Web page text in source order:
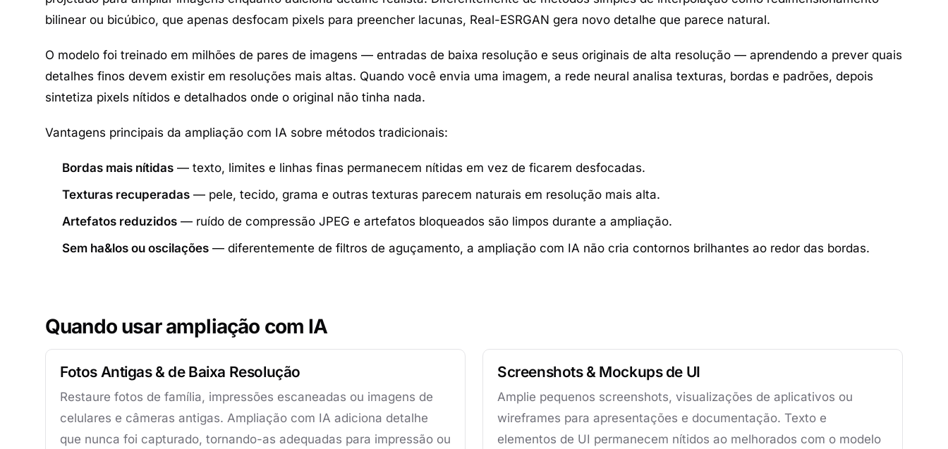
bilinear ou bicúbico, que apenas desfocam pixels para preencher lacunas, Real-ESRGAN gera novo detalhe que parece natural.
O modelo foi treinado em milhões de pares de imagens — entradas de baixa resolução e seus originais de alta resolução — aprendendo a prever quais
detalhes finos devem existir em resoluções mais altas. Quando você envia uma imagem, a rede neural analisa texturas, bordas e padrões, depois
sintetiza pixels nítidos e detalhados onde o original não tinha nada.
Vantagens principais da ampliação com IA sobre métodos tradicionais:
Bordas mais nítidas — texto, limites e linhas finas permanecem nítidas em vez de ficarem desfocadas.
Texturas recuperadas — pele, tecido, grama e outras texturas parecem naturais em resolução mais alta.
Artefatos reduzidos — ruído de compressão JPEG e artefatos bloqueados são limpos durante a ampliação.
Sem ha&los ou oscilações — diferentemente de filtros de aguçamento, a ampliação com IA não cria contornos brilhantes ao redor das bordas.
Quando usar ampliação com IA
Fotos Antigas & de Baixa Resolução
Restaure fotos de família, impressões escaneadas ou imagens de
celulares e câmeras antigas. Ampliação com IA adiciona detalhe
que nunca foi capturado, tornando-as adequadas para impressão ou
Screenshots & Mockups de UI
Amplie pequenos screenshots, visualizações de aplicativos ou
wireframes para apresentações e documentação. Texto e
elementos de UI permanecem nítidos ao melhorados com o modelo